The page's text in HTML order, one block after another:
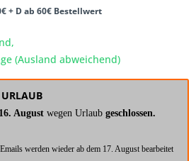
+ D ab 60€ Bestellwert
(Ausland abweichend)
August wegen Urlaub geschlossen.
werden wieder ab dem 17. August bearbeitet